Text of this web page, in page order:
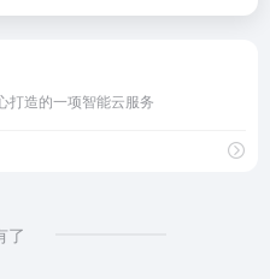
打造的一项智能云服务
了